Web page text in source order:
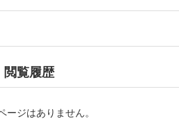
閲覧履歴
ージはありません。